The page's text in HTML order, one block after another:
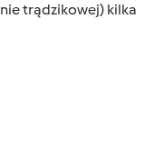
trądzikowej) kilka